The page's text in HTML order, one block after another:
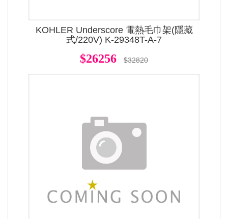
KOHLER Underscore 電熱毛巾架(隱藏
式/220V) K-29348T-A-7
$26256 $32820